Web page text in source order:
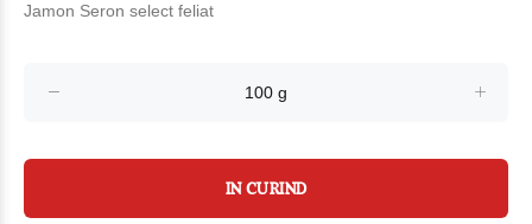
Jamon Seron select feliat
IN CURIND